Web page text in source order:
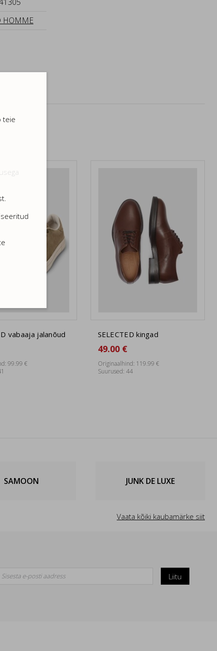
HOMME
vabaaja jalanõud
99.99 €
SELECTED kingad
49.00 €
Originaalhind: 119.99 €
Suurused: 44
SAMOON JUNK DE LUXE
Vaata kõiki kaubamärke siit
Liitu
teie